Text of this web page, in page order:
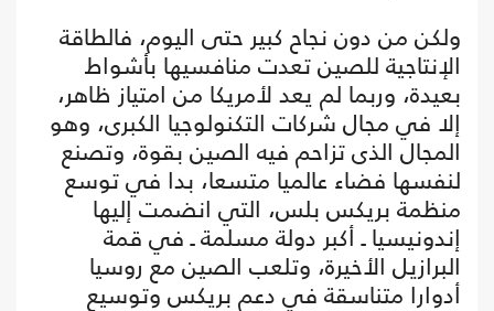
ولكن من دون نجاح كبير حتى اليوم، فالطاقة
الإنتاجية للصين تعدت منافسيها بأشواط
بعيدة، وربما لم يعد لأمريكا من امتياز ظاهر،
إلا في مجال شركات التكنولوجيا الكبرى، وهو
المجال الذى تزاحم فيه الصين بقوة، وتصنع
لنفسها فضاء عالميا متسعا، بدا في توسع
منظمة بريكس بلس، التي انضمت إليها
إندونيسيا ـ أكبر دولة مسلمة ـ في قمة
البرازيل الأخيرة، وتلعب الصين مع روسيا
أدوارا متناسقة في دعم بريكس وتوسيع